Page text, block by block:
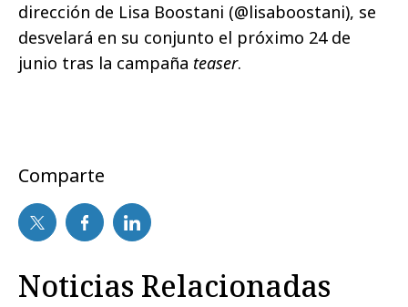
dirección de Lisa Boostani (@lisaboostani), se
desvelará en su conjunto el próximo 24 de
junio tras la campaña teaser.
Comparte
Noticias Relacionadas